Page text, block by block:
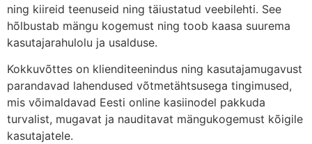
ning kiireid teenuseid ning täiustatud veebilehti. See
hõlbustab mängu kogemust ning toob kaasa suurema
kasutajarahulolu ja usalduse.
Kokkuvõttes on klienditeenindus ning kasutajamugavust
parandavad lahendused võtmetähtsusega tingimused,
mis võimaldavad Eesti online kasiinodel pakkuda
turvalist, mugavat ja nauditavat mängukogemust kõigile
kasutajatele.